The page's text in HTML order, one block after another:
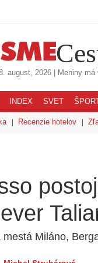
august, 2026| Meniny má
INDEX SVET ŠPORT
Recenzie hotelov
Miláno,